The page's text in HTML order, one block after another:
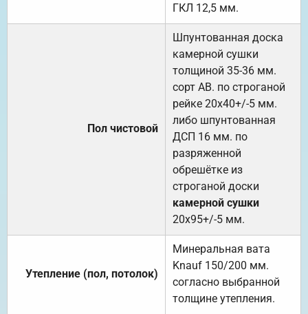
ГКЛ 12,5 мм.
Пол чистовой
Шпунтованная доска
камерной сушки
толщиной 35-36 мм.
сорт АВ. по строганой
рейке 20х40+/-5 мм.
либо шпунтованная
ДСП 16 мм. по
разряженной
обрешётке из
строганой доски
камерной сушки
20х95+/-5 мм.
Утепление (пол, потолок)
Минеральная вата
Knauf 150/200 мм.
согласно выбранной
толщине утепления.